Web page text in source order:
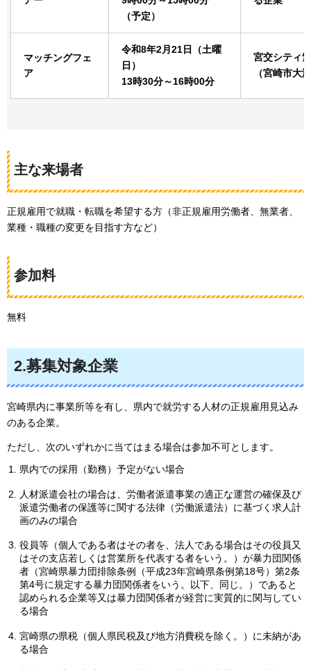
（予定）
マッチングフェ
ア
令和8年2月21日（土曜
日）
13時30分～16時00分
宮交シティ
（宮崎市大
主な来場者
正規雇用で就職・転職を希望する方（非正規雇用労働者、無業者、
業種・職種の変更を目指す方など）
参加料
無料
2.募集対象企業
宮崎県内に事業所等を有し、県内で就労する人材の正規雇用見込み
のある企業。
ただし、次のいずれかに当てはまる場合は参加不可とします。
県内での採用（勤務）予定がない場合
人材派遣会社の場合は、労働者派遣事業の適正な運営の確保及び
派遣労働者の保護等に関する法律（労働派遣法）に基づく求人計
画のみの場合
役員等（個人である者はその者を、法人である場合はその役員又
はその支店若しくは営業所を代表する者をいう。）が暴力団関係
者（宮崎県暴力団排除条例（平成23年宮崎県条例第18号）第2条
第4号に規定する暴力団関係者をいう。以下、同じ。）であると
認められる企業等又は暴力団関係者が経営に実質的に関与してい
る場合
宮崎県の県税（個人県民税及び地方消費税を除く。）に未納があ
る場合